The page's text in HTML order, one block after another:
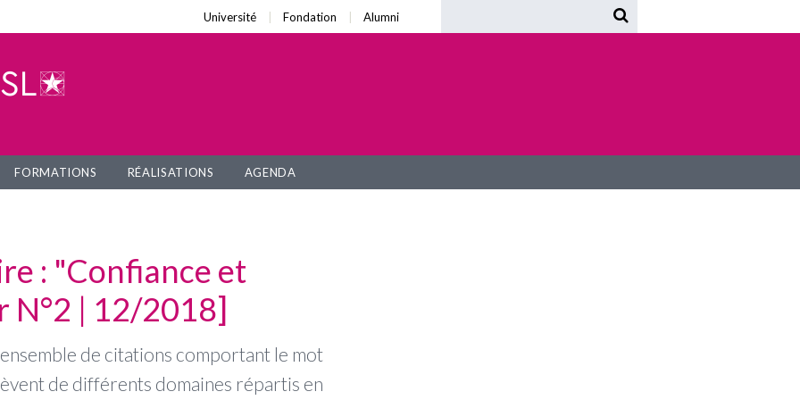
Université Fondation Alumni
FORMATIONS RÉALISATIONS AGENDA
: "Confiance et
N°2 | 12/2018]
de citations comportant le mot
de différents domaines répartis en